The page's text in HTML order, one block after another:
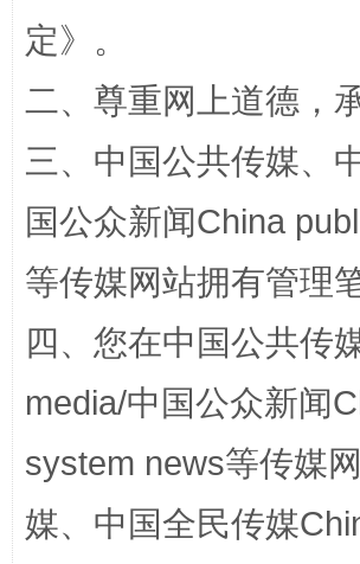
定》。
二、尊重网上道德，
三、中国公共传媒、
国公众新闻China
等传媒网站拥有管理
四、您在中国公共传
media/中国公众新闻
system news等传媒
媒、中国全民传媒